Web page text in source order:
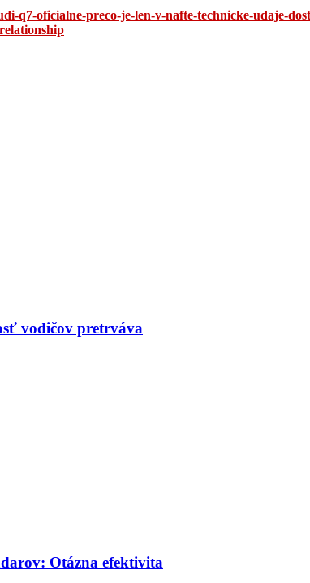
q7-oficialne-preco-je-len-v-nafte-technicke-udaje-
vodičov pretrváva
Otázna efektivita